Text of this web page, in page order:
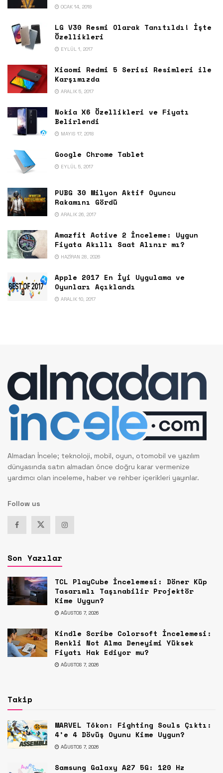
OCAK 14, 2018
LG V30 Resmi Olarak Tanıtıldı! İşte
Özellikleri
EYLÜL 1, 2017
Xiaomi Redmi 5 Serisi Resimleri ile
Karşımızda
ARALIK 5, 2017
Nokia X6 Özellikleri ve Fiyatı
Belirlendi
MAYIS 17, 2018
Google Chrome Tablet
EYLÜL 5, 2017
PUBG 30 Milyon Aktif Oyuncu
Rakamını Gördü
ARALIK 26, 2017
Amazfit Active 2 İnceleme: Uygun
Fiyata Akıllı Saat Alınır mı?
HAZIRAN 28, 2026
Apple 2017 En İyi Uygulama ve
Oyunları Açıklandı
ARALIK 10, 2017
Almadan İncele; teknoloji, mobil, oyun, otomobil ve yazılım
dünyasında satın almadan önce doğru karar vermenize
yardımcı olan inceleme, haber ve rehber içerikleri yayınlar.
Follow us
Son Yazılar
TCL PlayCube İncelemesi: Döner Küp
Tasarımlı Taşınabilir Projektör
Kime Uygun?
AĞUSTOS 7, 2026
Kindle Scribe Colorsoft İncelemesi:
Renkli Not Alma Deneyimi Yüksek
Fiyatı Hak Ediyor mu?
AĞUSTOS 7, 2026
Takip
MARVEL Tōkon: Fighting Souls Çıktı:
4’e 4 Dövüş Oyunu Kime Uygun?
AĞUSTOS 7, 2026
Samsung Galaxy A27 5G: 120 Hz